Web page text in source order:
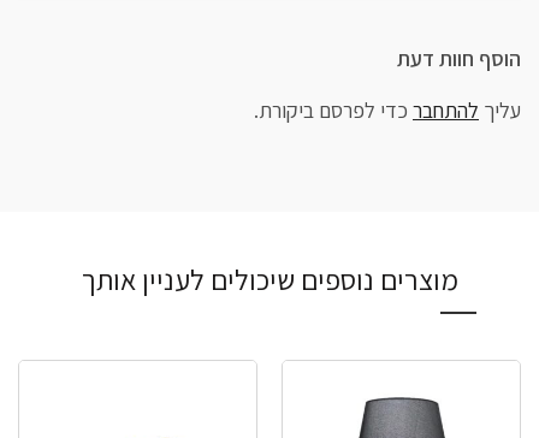
הוסף חוות דעת
עליך להתחבר כדי לפרסם ביקורת.
מוצרים נוספים שיכולים לעניין אותך